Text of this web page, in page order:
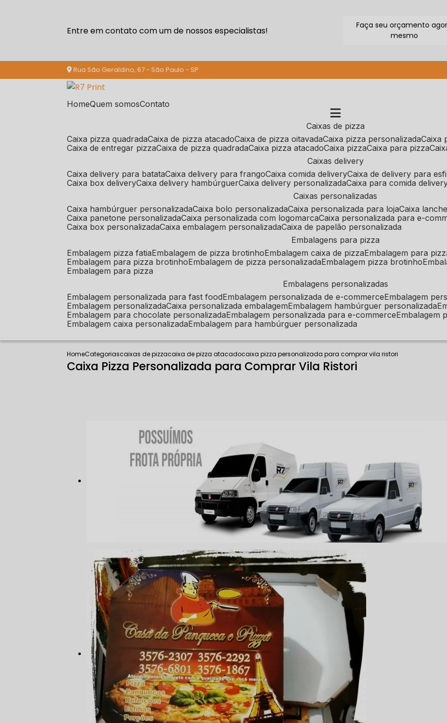
Entre em contato com um de nossos especialistas!
Faça seu orçamento
mesmo
Rua São Geraldino, 67 - São Paulo - SP
Home Quem somos Contato
caixas de pizza
caixa pizza quadrada caixa de pizza atacado caixa de pizza oitavada caixa pizza personalizada
caixa de entregar pizza caixa de pizza quadrada caixa pizza atacado caixa pizza caixa para pizza
caixas delivery
caixa delivery para batata caixa delivery para frango caixa comida delivery caixa de delivery para
caixa box delivery caixa delivery hambúrguer caixa delivery personalizada caixa para comida
caixas personalizadas
caixa hambúrguer personalizada caixa bolo personalizada caixa personalizada para loja caixa
caixa panetone personalizada caixa personalizada com logomarca caixa personalizada para e-
caixa box personalizada caixa embalagem personalizada caixa de papelão personalizada
embalagens para pizza
embalagem pizza fatia embalagem de pizza brotinho embalagem caixa de pizza embalagem para
embalagem para pizza brotinho embalagem de pizza personalizada embalagem pizza brotinho
embalagem para pizza
embalagens personalizadas
embalagem personalizada para fast food embalagem personalizada de e-commerce embalagem
embalagem personalizada caixa personalizada embalagem embalagem hambúrguer personalizada
embalagem para chocolate personalizada embalagem personalizada para e-commerce embalagem
embalagem caixa personalizada embalagem para hambúrguer personalizada
HomeCategoriascaixas de pizzacaixa de pizza atacadocaixa pizza personalizada para comprar vila ristori
Caixa Pizza Personalizada para Comprar Vila Ristori